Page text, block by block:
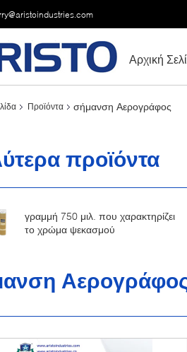
Αρχική
Προϊόντα σήμανση Αερογράφος
προϊόντα
γραμμή 750 μιλ. που χαρακτηρίζει
το χρώμα ψεκασμού